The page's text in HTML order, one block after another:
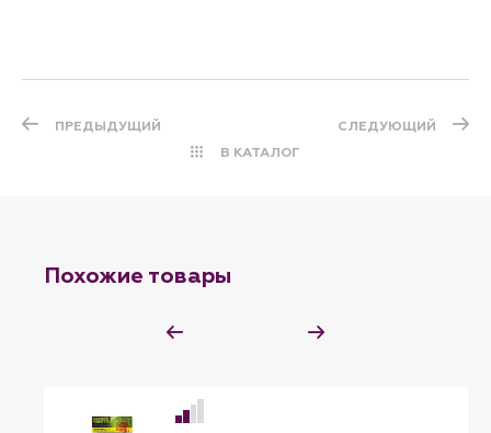
ПРЕДЫДУЩИЙ
В КАТАЛОГ
СЛЕДУЮЩИЙ
Похожие товары